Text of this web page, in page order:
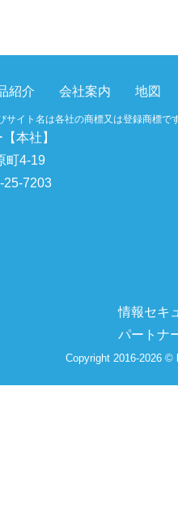
紹介 会社案内 地図
イト名は各社の商標又は登録商標で
本社】
町4-19
25-7203
情報セキ
パートナ
Copyright 2016-2026 ©